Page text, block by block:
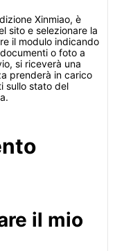
Xinmiao, è
sito e selezionare la
il modulo indicando
o foto a
si riceverà una
prenderà in carico
sullo stato del
il mio